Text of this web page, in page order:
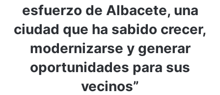
esfuerzo de Albacete, una
ciudad que ha sabido crecer,
modernizarse y generar
oportunidades para sus
vecinos”